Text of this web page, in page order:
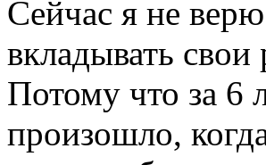
Сейчас я не
вкладывать
Потому что за 6
произошло,